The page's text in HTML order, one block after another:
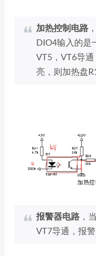
加热控制电路
DIO4输入的是
VT5，VT6导通
亮，则加热盘
报警器电路 ，
VT7导通，报警